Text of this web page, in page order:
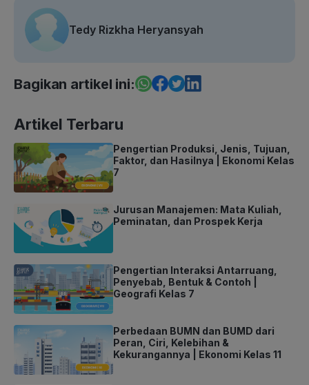
Tedy Rizkha Heryansyah
Bagikan artikel ini:
Artikel Terbaru
Pengertian Produksi, Jenis, Tujuan,
Faktor, dan Hasilnya | Ekonomi Kelas
7
Jurusan Manajemen: Mata Kuliah,
Peminatan, dan Prospek Kerja
Pengertian Interaksi Antarruang,
Penyebab, Bentuk & Contoh |
Geografi Kelas 7
Perbedaan BUMN dan BUMD dari
Peran, Ciri, Kelebihan &
Kekurangannya | Ekonomi Kelas 11